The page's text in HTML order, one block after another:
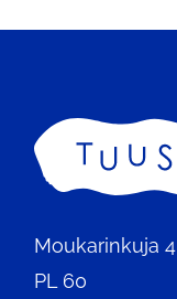
Etusivu
Moukarinkuja 4
PL 60